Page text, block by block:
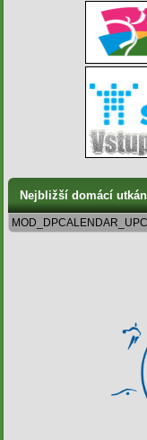
Nejbližší domácí